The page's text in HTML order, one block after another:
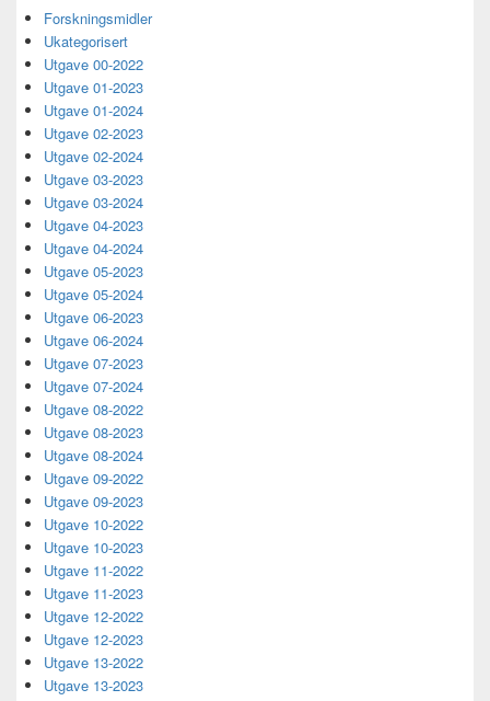
Sidebar
Widget
Area
Forskningsmidler
Ukategorisert
Utgave 00-2022
Utgave 01-2023
Utgave 01-2024
Utgave 02-2023
Utgave 02-2024
Utgave 03-2023
Utgave 03-2024
Utgave 04-2023
Utgave 04-2024
Utgave 05-2023
Utgave 05-2024
Utgave 06-2023
Utgave 06-2024
Utgave 07-2023
Utgave 07-2024
Utgave 08-2022
Utgave 08-2023
Utgave 08-2024
Utgave 09-2022
Utgave 09-2023
Utgave 10-2022
Utgave 10-2023
Utgave 11-2022
Utgave 11-2023
Utgave 12-2022
Utgave 12-2023
Utgave 13-2022
Utgave 13-2023